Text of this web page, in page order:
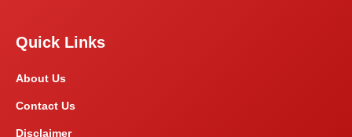
Quick Links
About Us
Contact Us
Disclaimer